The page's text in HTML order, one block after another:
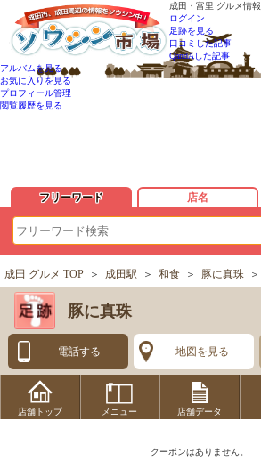
成田・富里 グルメ情報
ログイン
足跡を見る
口コミした記事
QandAした記事
アルバムを見る
お気に入りを見る
プロフィール管理
閲覧履歴を見る
フリーワード 店名
成田 グルメ TOP ＞ 成田駅 ＞ 和食 ＞ 豚に真珠 ＞
豚に真珠
電話する 地図を見る
店舗トップ メニュー 店舗データ
クーポンはありません。